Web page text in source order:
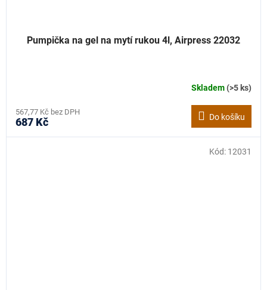
Pumpička na gel na mytí rukou 4l, Airpress 22032
Skladem(>5 ks)
567,77 Kč bez DPH
687 Kč Do košíku
Kód: 12031